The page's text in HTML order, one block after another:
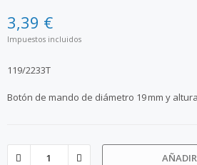
3,39 €
Impuestos incluidos
119/2233T
Botón de mando de diámetro 19 mm y